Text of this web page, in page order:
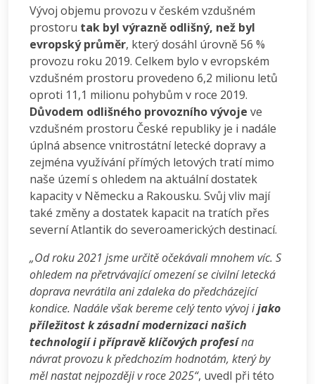
Vývoj objemu provozu v českém vzdušném
prostoru tak byl výrazně odlišný, než byl
evropský průměr, který dosáhl úrovně 56 %
provozu roku 2019. Celkem bylo v evropském
vzdušném prostoru provedeno 6,2 milionu letů
oproti 11,1 milionu pohybům v roce 2019.
Důvodem odlišného provozního vývoje ve
vzdušném prostoru České republiky je i nadále
úplná absence vnitrostátní letecké dopravy a
zejména využívání přímých letových tratí mimo
naše území s ohledem na aktuální dostatek
kapacity v Německu a Rakousku. Svůj vliv mají
také změny a dostatek kapacit na tratích přes
severní Atlantik do severoamerických destinací.
„Od roku 2021 jsme určitě očekávali mnohem víc. S
ohledem na přetrvávající omezení se civilní letecká
doprava nevrátila ani zdaleka do předcházející
kondice. Nadále však bereme celý tento vývoj ijako
příležitost k zásadní modernizaci našich
technologií i přípravě klíčových profesína
návrat provozu k předchozím hodnotám, který by
měl nastat nejpozději v roce 2025“, uvedl při této